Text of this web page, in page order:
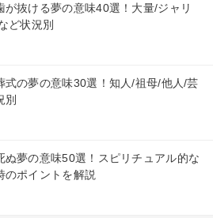
が抜ける夢の意味40選！大量/ジャリ
ど状況別
式の夢の意味30選！知人/祖母/他人/芸
別
ぬ夢の意味50選！スピリチュアル的な
のポイントを解説